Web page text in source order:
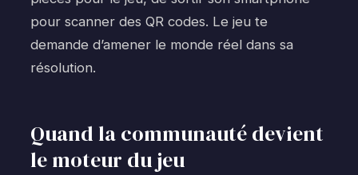
pour scanner des QR codes. Le jeu te
demande d’amener le monde réel dans sa
résolution.
Quand la communauté devient
le moteur du jeu